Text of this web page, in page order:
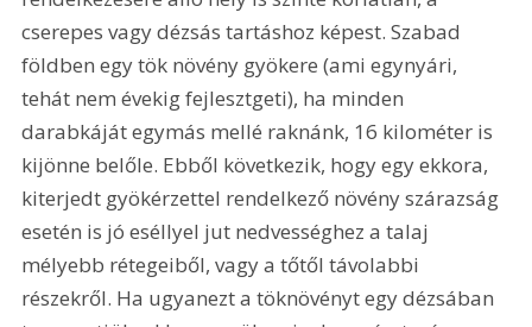
cserepes vagy dézsás tartáshoz képest. Szabad
földben egy tök növény gyökere (ami egynyári,
tehát nem évekig fejlesztgeti), ha minden
darabkáját egymás mellé raknánk, 16 kilométer is
kijönne belőle. Ebből következik, hogy egy ekkora,
kiterjedt gyökérzettel rendelkező növény szárazság
esetén is jó eséllyel jut nedvességhez a talaj
mélyebb rétegeiből, vagy a tőtől távolabbi
részekről. Ha ugyanezt a töknövényt egy dézsában